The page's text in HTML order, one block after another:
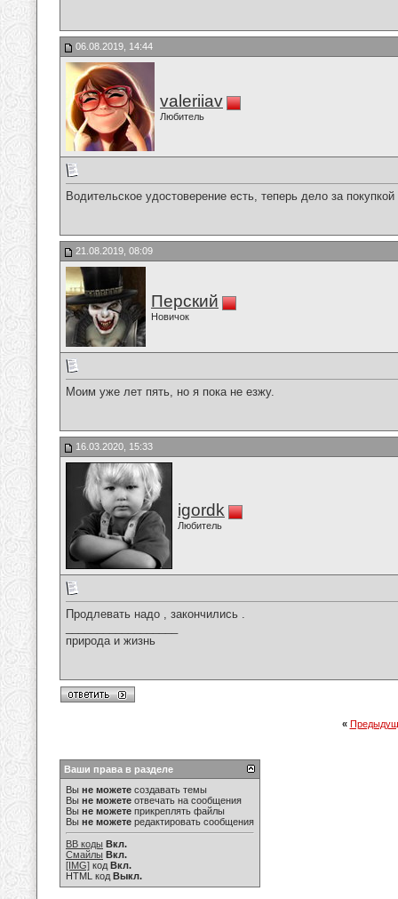
06.08.2019, 14:44
valeriiav
Любитель
Водительское удостоверение есть, теперь дело за
21.08.2019, 08:09
Перский
Новичок
Моим уже лет пять, но я пока не езжу.
16.03.2020, 15:33
igordk
Любитель
Продлевать надо , закончились .
природа и жизнь
«
Ваши права в разделе
Вы не можете создавать темы
Вы не можете отвечать на сообщения
Вы не можете прикреплять файлы
Вы не можете редактировать сообщения
BB коды Вкл.
Смайлы Вкл.
[IMG] код Вкл.
HTML код Выкл.